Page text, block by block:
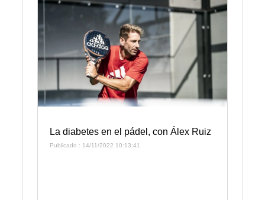
La diabetes en el pádel, con Álex Ruiz
Publicado : 14/11/2022 10:13:41